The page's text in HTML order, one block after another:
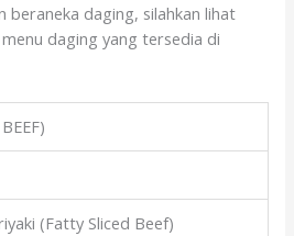
beraneka daging, silahkan lihat
daging yang tersedia di
(Fatty Sliced Beef)